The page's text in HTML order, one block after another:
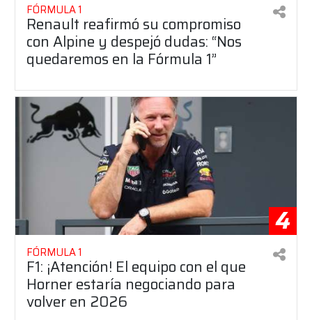
FÓRMULA 1
Renault reafirmó su compromiso
con Alpine y despejó dudas: “Nos
quedaremos en la Fórmula 1”
4
FÓRMULA 1
F1: ¡Atención! El equipo con el que
Horner estaría negociando para
volver en 2026